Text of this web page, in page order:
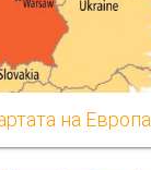
на Европа